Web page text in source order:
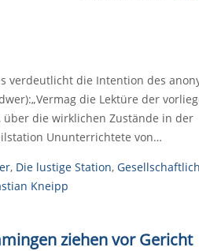
verdeutlicht die Intention des
die Lektüre der
über die wirklichen Zustände in der
Ununterrichtete von…
, Die lustige Station,
Kneipp
ziehen vor Gericht